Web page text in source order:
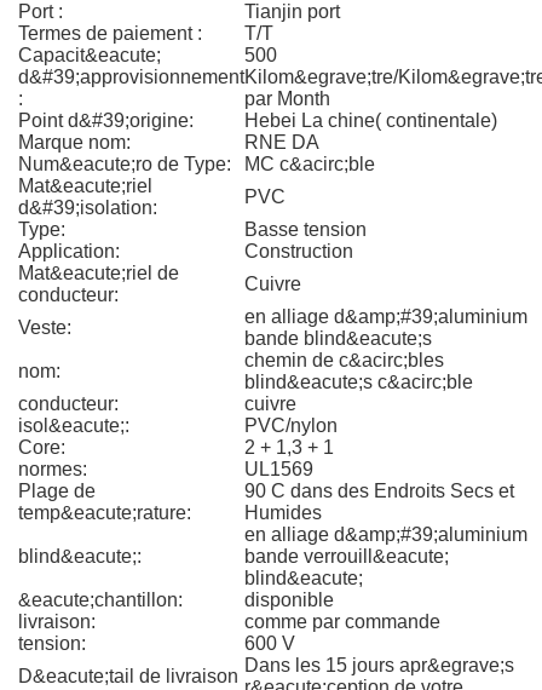
Port :
Tianjin port
Termes de paiement :
T/T
Capacit&eacute;
d&#39;approvisionnement
:
500
Kilom&egrave;tre/
par Month
Point d&#39;origine:
Hebei La chine( continentale)
Marque nom:
RNE DA
Num&eacute;ro de Type:
MC c&acirc;ble
Mat&eacute;riel
d&#39;isolation:
PVC
Type:
Basse tension
Application:
Construction
Mat&eacute;riel de
conducteur:
Cuivre
Veste:
en alliage d&amp;#39;aluminium
bande blind&eacute;s
nom:
chemin de c&acirc;bles
blind&eacute;s c&acirc;ble
conducteur:
cuivre
isol&eacute;:
PVC/nylon
Core:
2 + 1,3 + 1
normes:
UL1569
Plage de
temp&eacute;rature:
90 C dans des Endroits Secs et
Humides
blind&eacute;:
en alliage d&amp;#39;aluminium
bande verrouill&eacute;
blind&eacute;
&eacute;chantillon:
disponible
livraison:
comme par commande
tension:
600 V
D&eacute;tail de livraison
Dans les 15 jours apr&egrave;s